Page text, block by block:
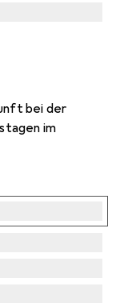
bei der
im